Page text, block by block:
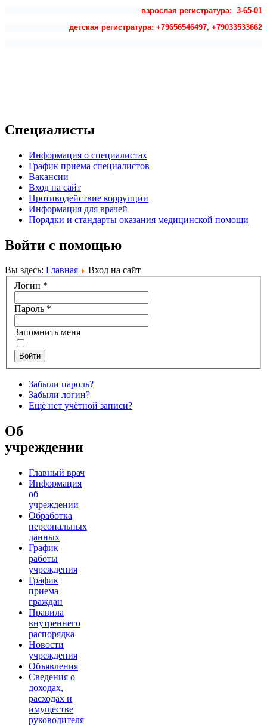
взрослая регистратура: 3-65-01
детская регистратура: +79656546497, +79033533662
Специалисты
Информация о специалистах
График приема специалистов
Вакансии
Вход на сайт
Противодействие коррупции
Информация для врачей
Порядки и стандарты оказания медицинской помощи
Войти с помощью
Вы здесь: Главная
Вход на сайт
Логин *
Пароль *
Запомнить меня
Войти
Забыли пароль?
Забыли логин?
Ещё нет учётной записи?
Об
учреждении
Главный врач
Информация
об
учреждении
Обработка
персональных
данных
График
работы
учреждения
График
приема
граждан
Правила
внутреннего
распорядка
Новости
учреждения
Объявления
Сведения о
доходах,
расходах и
имуществе
руководителя